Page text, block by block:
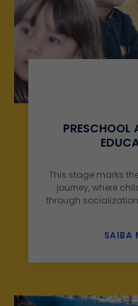
PRESCHOOL
This stage marks
journey, where
through
SAIBA